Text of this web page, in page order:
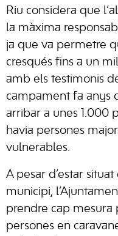
Riu considera que
la màxima
ja que va permetre
cresqués fins a un
amb els testimonis
campament fa anys
arribar a unes 1.000
havia persones
vulnerables.
A pesar d’estar
municipi,
prendre cap mesura
persones en